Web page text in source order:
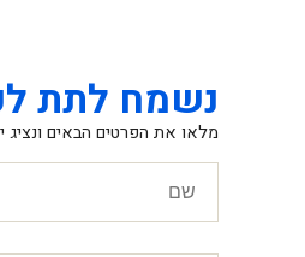
נשמח לתת
מלאו את הפרטים הבאים ונציג